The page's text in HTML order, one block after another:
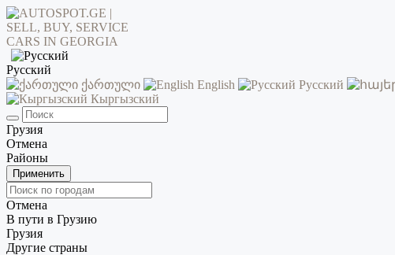
Русский
ქართული
English Русский
Кыргызский
Грузия
Отмена
Районы
Применить
Отмена
В пути в Грузию
Грузия
Другие страны